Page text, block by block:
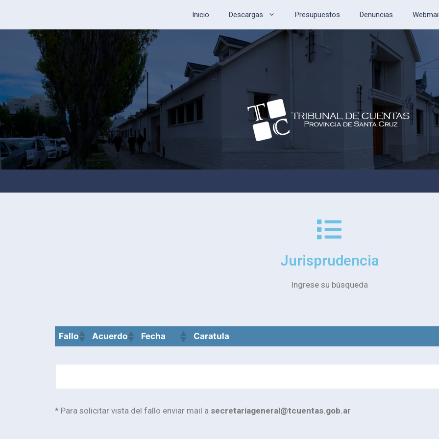
Inicio Descargas Presupuestos Denuncias
Jurisprudencia
Ingrese su búsqueda
Fallo Acuerdo Fecha Caratula
* Para solicitar vista del fallo enviar mail a secretariageneral@tcuentas.gob.ar